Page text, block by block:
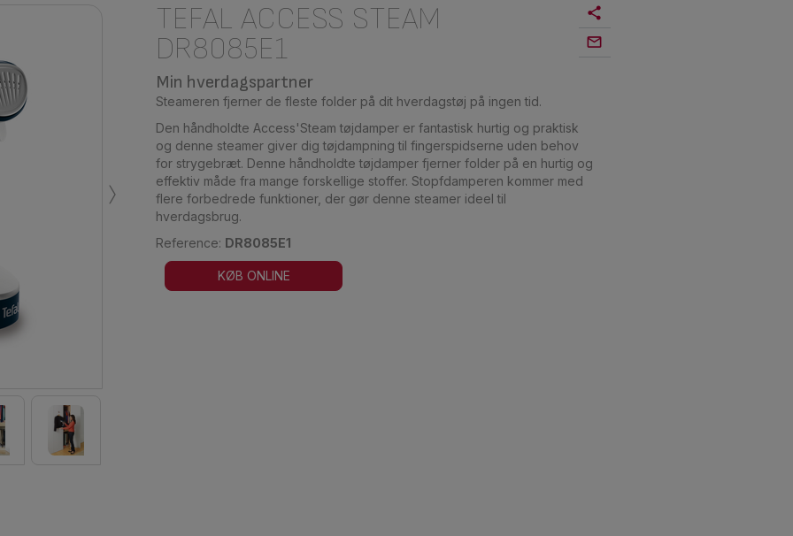
›
TEFAL ACCESS STEAM
DR8085E1
Min hverdagspartner
Steameren fjerner de fleste folder på dit hverdagstøj på ingen tid.
Den håndholdte Access'Steam tøjdamper er fantastisk hurtig og praktisk
og denne steamer giver dig tøjdampning til fingerspidserne uden behov
for strygebræt. Denne håndholdte tøjdamper fjerner folder på en hurtig og
effektiv måde fra mange forskellige stoffer. Stopfdamperen kommer med
flere forbedrede funktioner, der gør denne steamer ideel til
hverdagsbrug.
Reference: DR8085E1
KØB ONLINE